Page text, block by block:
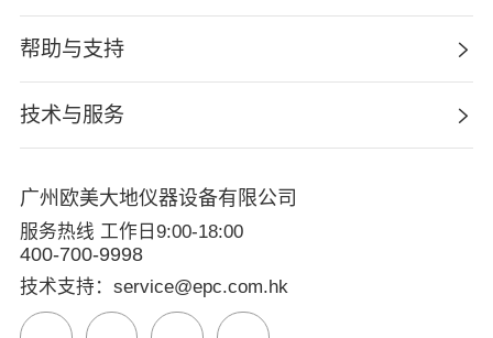
帮助与支持
技术与服务
广州欧美大地仪器设备有限公司
服务热线 工作日9:00-18:00
400-700-9998
技术支持：service@epc.com.hk